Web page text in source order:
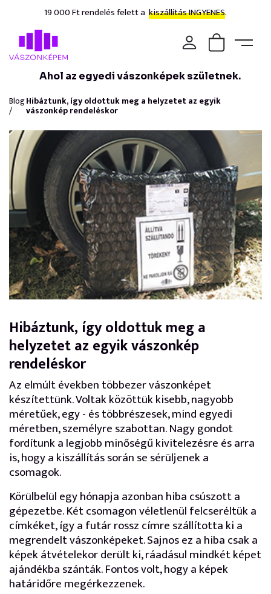
19 000 Ft rendelés felett a kiszállítás INGYENES.
Ahol az egyedi vászonképek születnek.
Blog
/
Hibáztunk, így oldottuk meg a helyzetet az egyik
vászonkép rendeléskor
Hibáztunk, így oldottuk meg a
helyzetet az egyik vászonkép
rendeléskor
Az elmúlt években többezer vászonképet
készítettünk. Voltak közöttük kisebb, nagyobb
méretűek, egy - és többrészesek, mind egyedi
méretben, személyre szabottan. Nagy gondot
fordítunk a legjobb minőségű kivitelezésre és arra
is, hogy a kiszállítás során se sérüljenek a
csomagok.
Körülbelül egy hónapja azonban hiba csúszott a
gépezetbe. Két csomagon véletlenül felcseréltük a
címkéket, így a futár rossz címre szállította ki a
megrendelt vászonképeket. Sajnos ez a hiba csak a
képek átvételekor derült ki, ráadásul mindkét képet
ajándékba szánták. Fontos volt, hogy a képek
határidőre megérkezzenek.